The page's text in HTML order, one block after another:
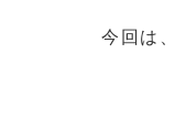
今回は、